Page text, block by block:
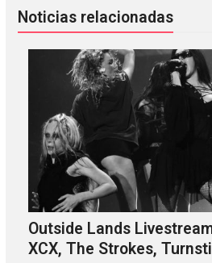
Noticias relacionadas
Outside Lands
XCX, The Strokes,